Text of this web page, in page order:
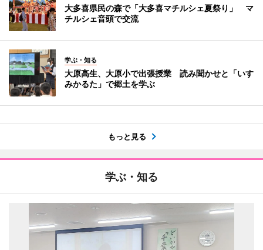
大多喜県民の森で「大多喜マチルシェ夏祭り」 マ
チルシェ音頭で交流
学ぶ・知る
大原高生、大原小で出張授業 読み聞かせと「いす
みかるた」で郷土を学ぶ
もっと見る
学ぶ・知る